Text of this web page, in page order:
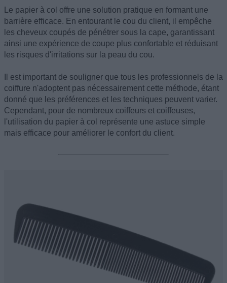
Le papier à col offre une solution pratique en formant une
barrière efficace. En entourant le cou du client, il empêche
les cheveux coupés de pénétrer sous la cape, garantissant
ainsi une expérience de coupe plus confortable et réduisant
les risques d'irritations sur la peau du cou.
Il est important de souligner que tous les professionnels de la
coiffure n'adoptent pas nécessairement cette méthode, étant
donné que les préférences et les techniques peuvent varier.
Cependant, pour de nombreux coiffeurs et coiffeuses,
l'utilisation du papier à col représente une astuce simple
mais efficace pour améliorer le confort du client.